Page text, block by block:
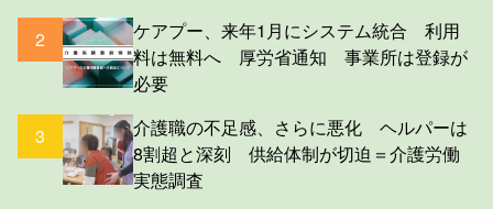
2
ケアプー、来年1月にシステム統合 利用
料は無料へ 厚労省通知 事業所は登録が
必要
3
介護職の不足感、さらに悪化 ヘルパーは
8割超と深刻 供給体制が切迫＝介護労働
実態調査